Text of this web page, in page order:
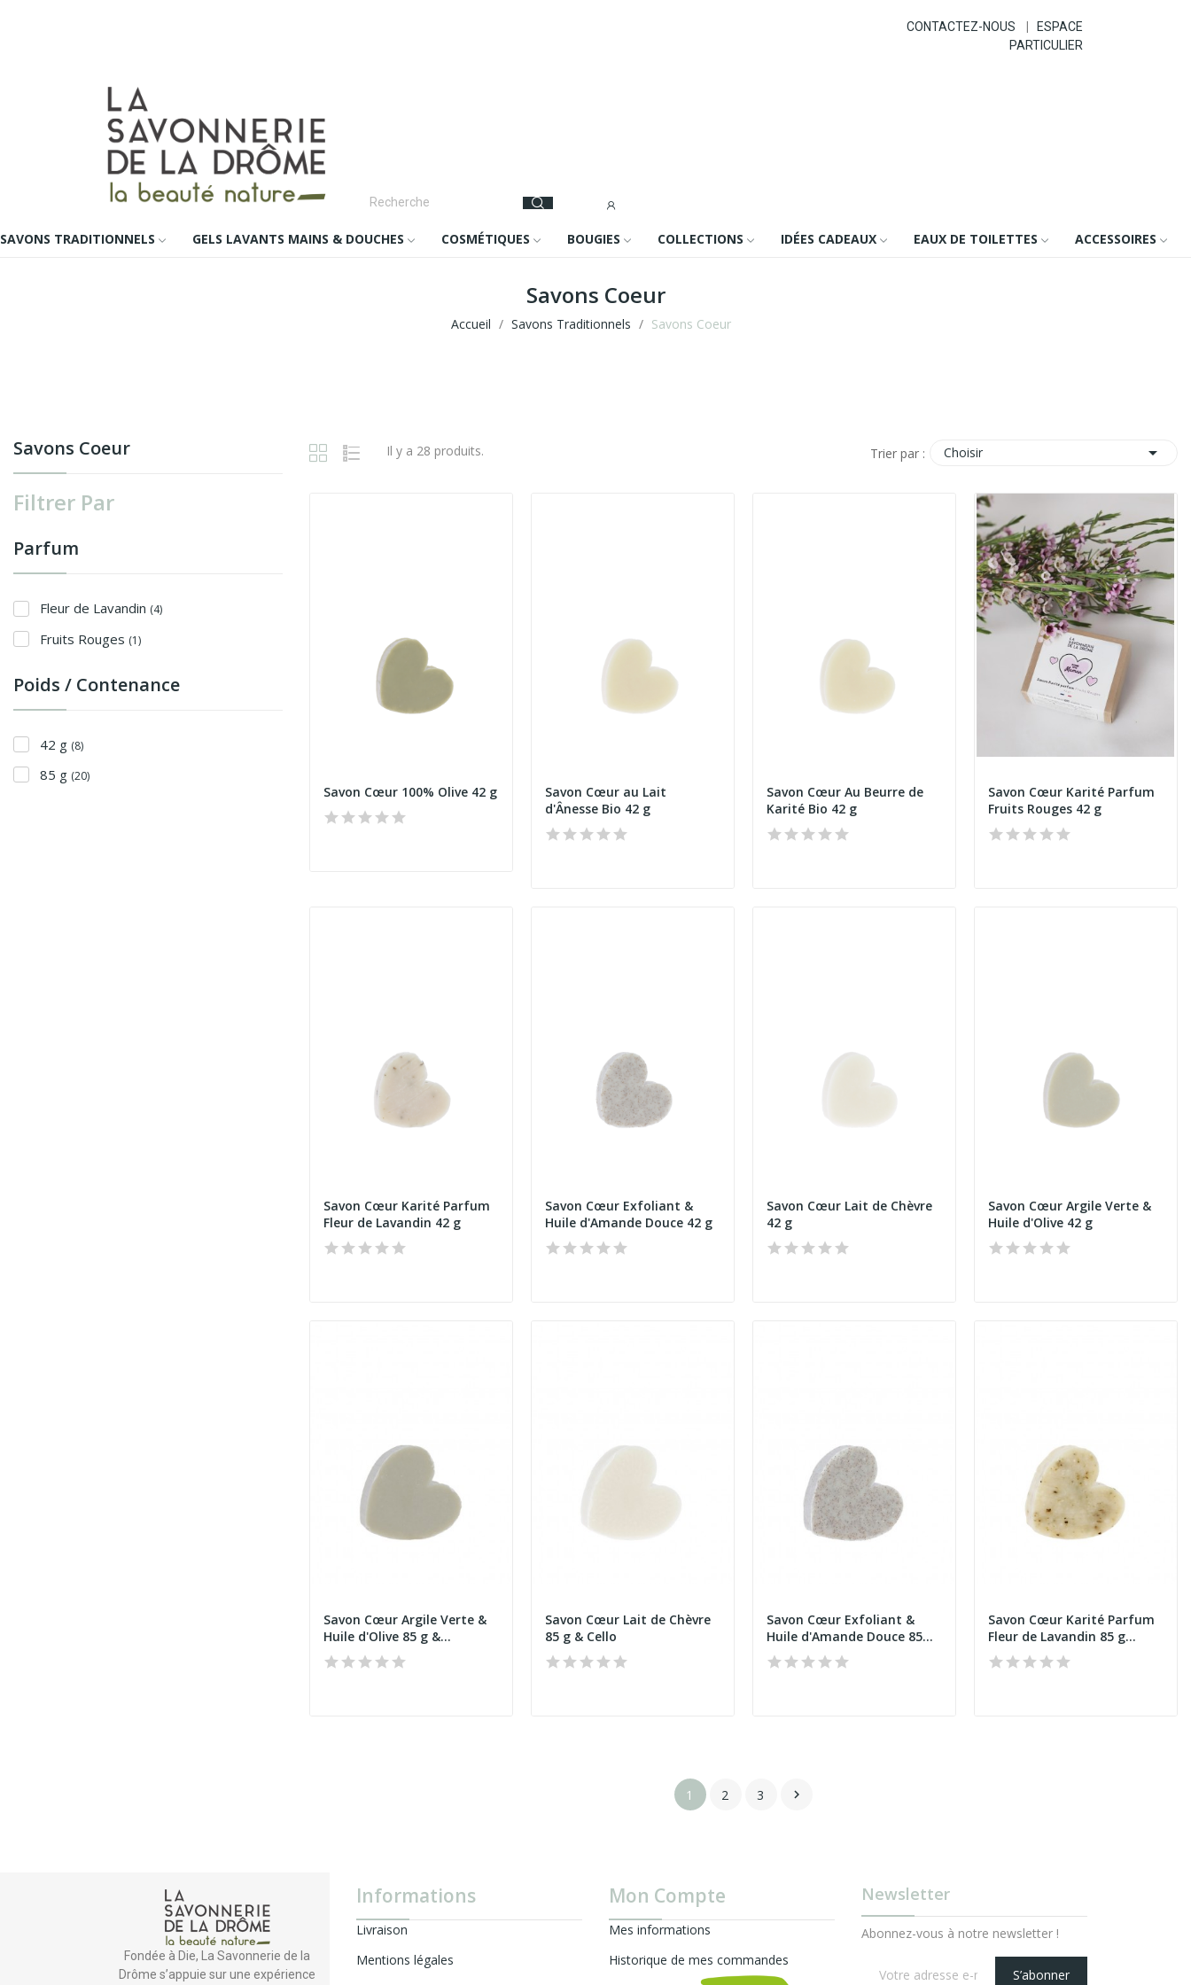
CONTACTEZ-NOUS
ESPACE
PARTICULIER
SAVONS TRADITIONNELS GELS LAVANTS MAINS & DOUCHES COSMÉTIQUES BOUGIES COLLECTIONS IDÉES CADEAUX EAUX DE TOILETTES ACCESSOIRES
Savons Coeur
Accueil Savons Traditionnels Savons Coeur
Savons Coeur
Filtrer Par
Parfum
Fleur de Lavandin (4)
Fruits Rouges (1)
Poids / Contenance
42 g (8)
85 g (20)
Il y a 28 produits. Trier par : Choisir 
Savon Cœur 100% Olive 42 g
Savon Cœur au Lait
d'Ânesse Bio 42 g
Savon Cœur Au Beurre de
Karité Bio 42 g
Savon Cœur Karité Parfum
Fruits Rouges 42 g
Savon Cœur Karité Parfum
Fleur de Lavandin 42 g
Savon Cœur Exfoliant &
Huile d'Amande Douce 42 g
Savon Cœur Lait de Chèvre
42 g
Savon Cœur Argile Verte &
Huile d'Olive 42 g
Savon Cœur Argile Verte &
Huile d'Olive 85 g &...
Savon Cœur Lait de Chèvre
85 g & Cello
Savon Cœur Exfoliant &
Huile d'Amande Douce 85...
Savon Cœur Karité Parfum
Fleur de Lavandin 85 g...
1 2 3 
Fondée à Die, La Savonnerie de la
Drôme s’appuie sur une expérience
Informations
Livraison
Mentions légales
Mon Compte
Mes informations
Historique de mes commandes
Newsletter
Abonnez-vous à notre newsletter !
S’abonner